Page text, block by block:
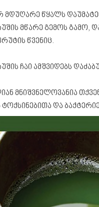
მდუღარე წყალს
მწარე გემოს გამო,
წვენიც.
ჩაი ამშვიდებს
მნიშვნელოვანია
ტოქსინებითა და